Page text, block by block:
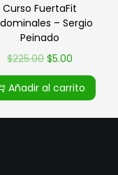
Curso FuertaFit
– Sergio
Peinado
$225.00 $5.00
Añadir al carrito